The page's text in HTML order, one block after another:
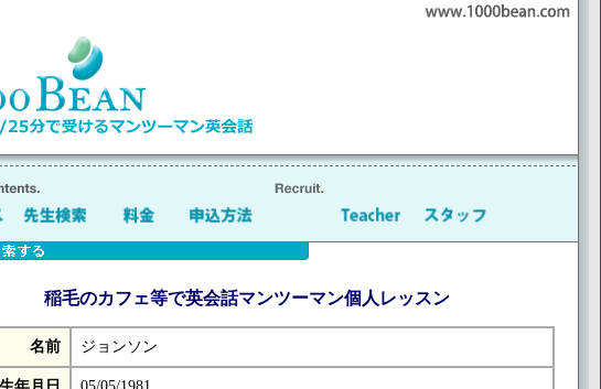
稲毛のカフェ等で英会話マンツーマン個人レッスン
名前 ジョンソン